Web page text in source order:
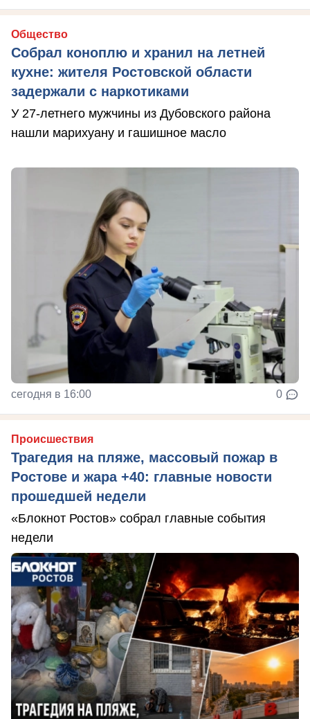
Общество
Собрал коноплю и хранил на летней
кухне: жителя Ростовской области
задержали с наркотиками
У 27-летнего мужчины из Дубовского района
нашли марихуану и гашишное масло
сегодня в 16:00 0
Происшествия
Трагедия на пляже, массовый пожар в
Ростове и жара +40: главные новости
прошедшей недели
«Блокнот Ростов» собрал главные события
недели